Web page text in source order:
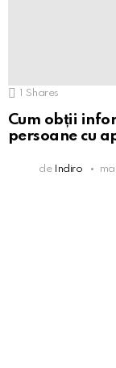
1 Shares
Cum obții
persoane cu
de Indiro